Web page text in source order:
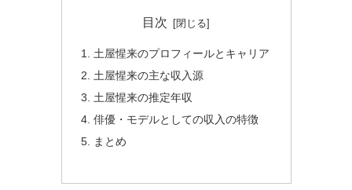
目次
土屋惺来のプロフィールとキャリア
土屋惺来の主な収入源
土屋惺来の推定年収
俳優・モデルとしての収入の特徴
まとめ